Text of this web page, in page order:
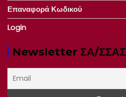
Επαναφορά Κωδικού
Login
Newsletter ΣΑ/ΣΣΑΣ